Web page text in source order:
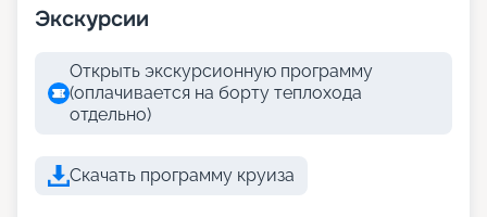
Экскурсии
Открыть экскурсионную программу
(оплачивается на борту теплохода
отдельно)
Скачать программу круиза